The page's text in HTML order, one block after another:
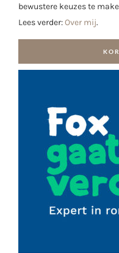
bewustere keuzes te
Lees verder:Over mij.